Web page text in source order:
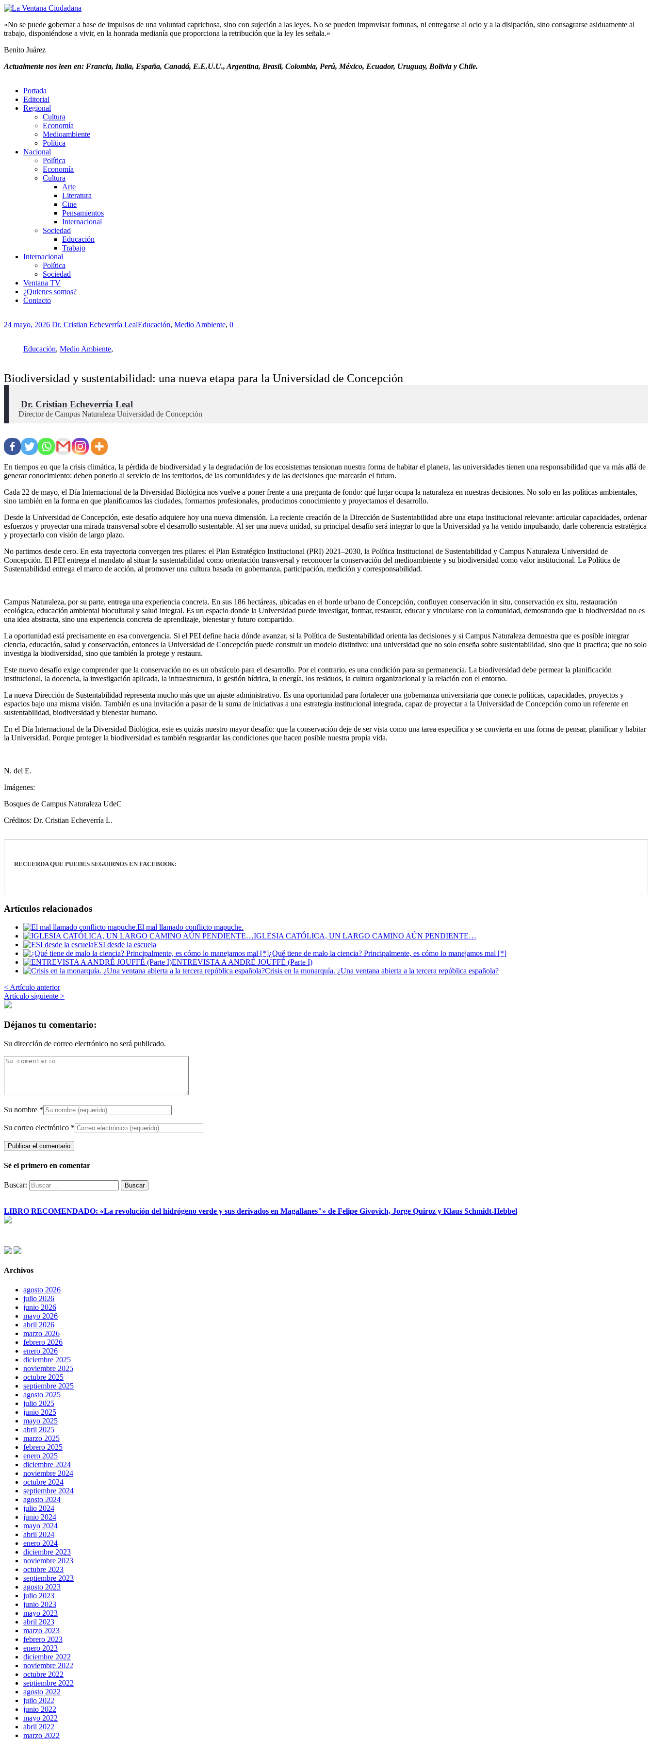
«No se puede gobernar a base de impulsos de una voluntad caprichosa, sino con sujeción a las leyes. No se pueden improvisar fortunas, ni entregarse al ocio y a la disipación, sino consagrarse asiduamente al
trabajo, disponiéndose a vivir, en la honrada medianía que proporciona la retribución que la ley les señala.»
Benito Juárez
Actualmente nos leen en: Francia, Italia, España, Canadá, E.E.U.U., Argentina, Brasil, Colombia, Perú, México, Ecuador, Uruguay, Bolivia y Chile.
Portada
Editorial
Regional
Cultura
Economía
Medioambiente
Política
Nacional
Política
Economía
Cultura
Arte
Literatura
Cine
Pensamientos
Internacional
Sociedad
Educación
Trabajo
Internacional
Política
Sociedad
Ventana TV
¿Quienes somos?
Contacto
24 mayo, 2026 Dr. Cristian Echeverría LealEducación, Medio Ambiente, 0
Educación, Medio Ambiente,
Biodiversidad y sustentabilidad: una nueva etapa para la Universidad de Concepción
Dr. Cristian Echeverría Leal
Director de Campus Naturaleza Universidad de Concepción
En tiempos en que la crisis climática, la pérdida de biodiversidad y la degradación de los ecosistemas tensionan nuestra forma de habitar el planeta, las universidades tienen una responsabilidad que va más allá de
generar conocimiento: deben ponerlo al servicio de los territorios, de las comunidades y de las decisiones que marcarán el futuro.
Cada 22 de mayo, el Día Internacional de la Diversidad Biológica nos vuelve a poner frente a una pregunta de fondo: qué lugar ocupa la naturaleza en nuestras decisiones. No solo en las políticas ambientales,
sino también en la forma en que planificamos las ciudades, formamos profesionales, producimos conocimiento y proyectamos el desarrollo.
Desde la Universidad de Concepción, este desafío adquiere hoy una nueva dimensión. La reciente creación de la Dirección de Sustentabilidad abre una etapa institucional relevante: articular capacidades, ordenar
esfuerzos y proyectar una mirada transversal sobre el desarrollo sustentable. Al ser una nueva unidad, su principal desafío será integrar lo que la Universidad ya ha venido impulsando, darle coherencia estratégica
y proyectarlo con visión de largo plazo.
No partimos desde cero. En esta trayectoria convergen tres pilares: el Plan Estratégico Institucional (PRI) 2021–2030, la Política Institucional de Sustentabilidad y Campus Naturaleza Universidad de
Concepción. El PEI entrega el mandato al situar la sustentabilidad como orientación transversal y reconocer la conservación del medioambiente y su biodiversidad como valor institucional. La Política de
Sustentabilidad entrega el marco de acción, al promover una cultura basada en gobernanza, participación, medición y corresponsabilidad.
Campus Naturaleza, por su parte, entrega una experiencia concreta. En sus 186 hectáreas, ubicadas en el borde urbano de Concepción, confluyen conservación in situ, conservación ex situ, restauración
ecológica, educación ambiental biocultural y salud integral. Es un espacio donde la Universidad puede investigar, formar, restaurar, educar y vincularse con la comunidad, demostrando que la biodiversidad no es
una idea abstracta, sino una experiencia concreta de aprendizaje, bienestar y futuro compartido.
La oportunidad está precisamente en esa convergencia. Si el PEI define hacia dónde avanzar, si la Política de Sustentabilidad orienta las decisiones y si Campus Naturaleza demuestra que es posible integrar
ciencia, educación, salud y conservación, entonces la Universidad de Concepción puede construir un modelo distintivo: una universidad que no solo enseña sobre sustentabilidad, sino que la practica; que no solo
investiga la biodiversidad, sino que también la protege y restaura.
Este nuevo desafío exige comprender que la conservación no es un obstáculo para el desarrollo. Por el contrario, es una condición para su permanencia. La biodiversidad debe permear la planificación
institucional, la docencia, la investigación aplicada, la infraestructura, la gestión hídrica, la energía, los residuos, la cultura organizacional y la relación con el entorno.
La nueva Dirección de Sustentabilidad representa mucho más que un ajuste administrativo. Es una oportunidad para fortalecer una gobernanza universitaria que conecte políticas, capacidades, proyectos y
espacios bajo una misma visión. También es una invitación a pasar de la suma de iniciativas a una estrategia institucional integrada, capaz de proyectar a la Universidad de Concepción como un referente en
sustentabilidad, biodiversidad y bienestar humano.
En el Día Internacional de la Diversidad Biológica, este es quizás nuestro mayor desafío: que la conservación deje de ser vista como una tarea específica y se convierta en una forma de pensar, planificar y habitar
la Universidad. Porque proteger la biodiversidad es también resguardar las condiciones que hacen posible nuestra propia vida.
N. del E.
Imágenes:
Bosques de Campus Naturaleza UdeC
Créditos: Dr. Cristian Echeverría L.
RECUERDA QUE PUEDES SEGUIRNOS EN FACEBOOK:
Artículos relacionados
El mal llamado conflicto mapuche.
IGLESIA CATÓLICA, UN LARGO CAMINO AÚN PENDIENTE…
ESI desde la escuela
¿Qué tiene de malo la ciencia? Principalmente, es cómo lo manejamos mal [*]
ENTREVISTA A ANDRÉ JOUFFÉ (Parte I)
Crisis en la monarquía. ¿Una ventana abierta a la tercera república española?
< Artículo anterior
Artículo siguiente >
Déjanos tu comentario:
Su dirección de correo electrónico no será publicado.
Su nombre *
Su correo electrónico *
Sé el primero en comentar
Buscar:
LIBRO RECOMENDADO: «La revolución del hidrógeno verde y sus derivados en Magallanes"» de Felipe Givovich, Jorge Quiroz y Klaus Schmidt-Hebbel
Archivos
agosto 2026
julio 2026
junio 2026
mayo 2026
abril 2026
marzo 2026
febrero 2026
enero 2026
diciembre 2025
noviembre 2025
octubre 2025
septiembre 2025
agosto 2025
julio 2025
junio 2025
mayo 2025
abril 2025
marzo 2025
febrero 2025
enero 2025
diciembre 2024
noviembre 2024
octubre 2024
septiembre 2024
agosto 2024
julio 2024
junio 2024
mayo 2024
abril 2024
enero 2024
diciembre 2023
noviembre 2023
octubre 2023
septiembre 2023
agosto 2023
julio 2023
junio 2023
mayo 2023
abril 2023
marzo 2023
febrero 2023
enero 2023
diciembre 2022
noviembre 2022
octubre 2022
septiembre 2022
agosto 2022
julio 2022
junio 2022
mayo 2022
abril 2022
marzo 2022